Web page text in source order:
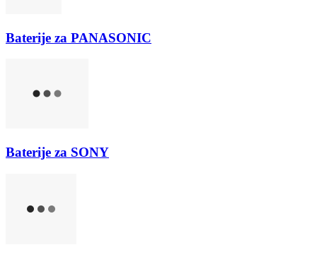
Baterije za PANASONIC
Baterije za SONY